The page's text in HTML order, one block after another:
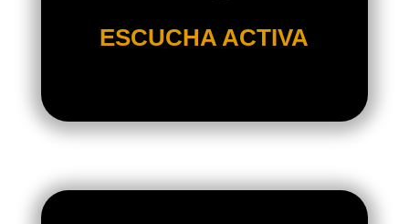
ESCUCHA ACTIVA
PLAZO.